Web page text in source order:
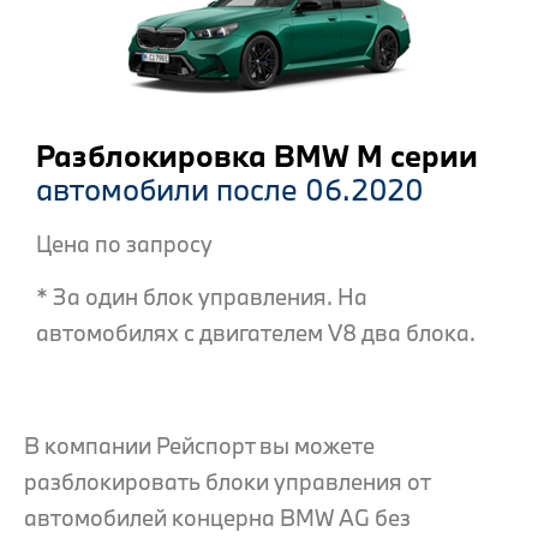
Разблокировка BMW M серии
автомобили после 06.2020
Цена по запросу
* За один блок управления. На
автомобилях с двигателем V8 два блока.
В компании Рейспорт вы можете
разблокировать блоки управления от
автомобилей концерна BMW AG без